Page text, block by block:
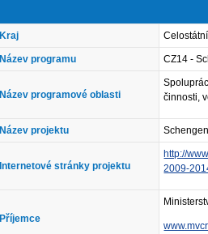
Kraj
Název programu CZ14 -
Název programové oblasti
činnosti,
Název projektu
Internetové stránky projektu
http://
2009-
Příjemce